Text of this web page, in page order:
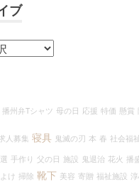
ブ
播州弁Tシャツ 母の日 応援 特価 懸賞
人募集 寝具 鬼滅の刃 本 春 社会福祉
手作り 父の日 施設 鬼退治 花火 播
け 掃除 靴下 美容 寄贈 福祉施設